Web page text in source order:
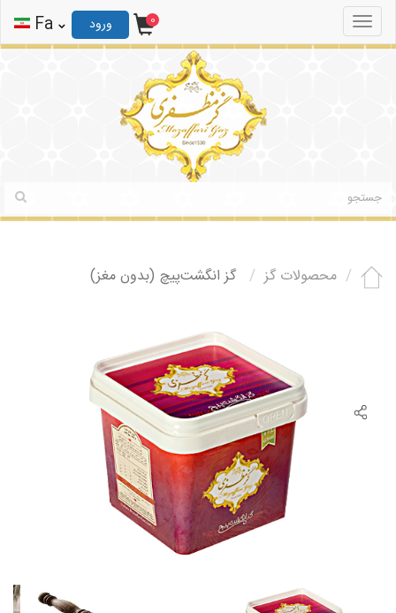
ورود ثبت نام
Toggle
navigation
0 ورود Fa
محصولات گز گز انگشت‌پیچ (بدون مغز)